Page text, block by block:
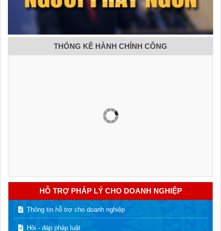
THỐNG KÊ HÀNH CHÍNH CÔNG
HỖ TRỢ PHÁP LÝ CHO DOANH NGHIỆP
Thông tin hỗ trợ cho doanh nghiệp
Hỏi - đáp pháp luật